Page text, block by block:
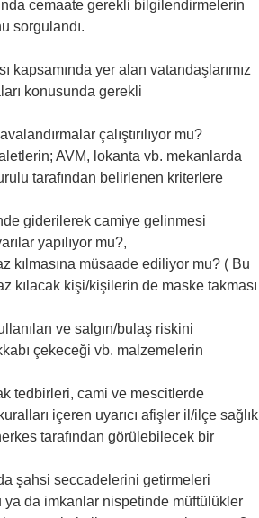
cemaate gerekli bilgilendirmelerin
sorgulandı.
kapsamında yer alan vatandaşlarımız
konusunda gerekli
çalıştırılıyor mu?
AVM, lokanta vb. mekanlarda
tarafından belirlenen kriterlere
giderilerek camiye gelinmesi
yapılıyor mu?,
kılmasına müsaade ediliyor mu? ( Bu
kılacak kişi/kişilerin de maske takması
ve salgın/bulaş riskini
çekeceği vb. malzemelerin
tedbirleri, cami ve mescitlerde
içeren uyarıcı afişler il/ilçe sağlık
tarafından görülebilecek bir
şahsi seccadelerini getirmeleri
ya da imkanlar nispetinde müftülükler